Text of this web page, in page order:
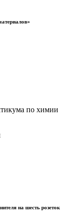
по химии
на шесть розеток